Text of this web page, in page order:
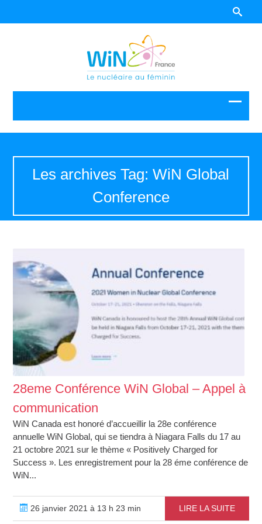
Les archives Tag: WiN Global
Conference
28eme Conférence WiN Global – Appel à
communication
WiN Canada est honoré d’accueillir la 28e conférence
annuelle WiN Global, qui se tiendra à Niagara Falls du 17 au
21 octobre 2021 sur le thème « Positively Charged for
Success ». Les enregistrement pour la 28 éme conférence de
WiN...
26 janvier 2021 à 13 h 23 min LIRE LA SUITE